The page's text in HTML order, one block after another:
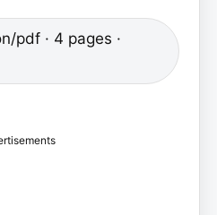
pdf · 4 pages ·